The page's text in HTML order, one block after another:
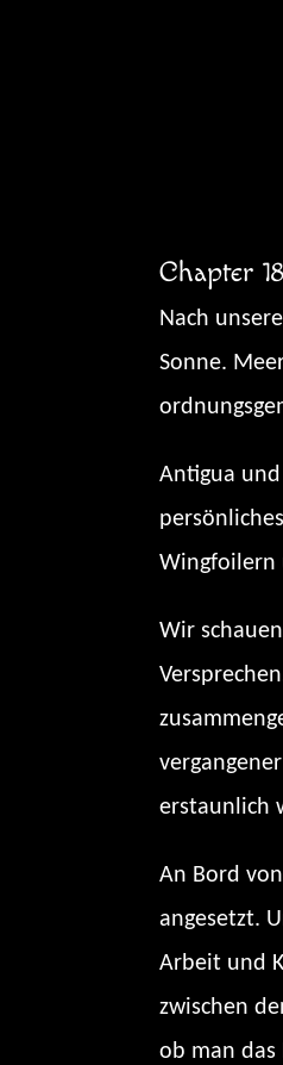
Chapter
Nach
Sonne.
Antigua
Wingfoilern
Wir
erstaunlich
An Bord
angesetzt.
Arbeit und
zwischen
ob man das